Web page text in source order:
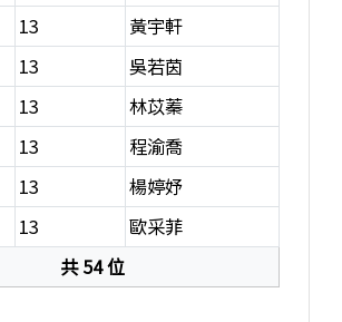
13
黃宇軒
13
吳若茵
13
林苡蓁
13
程渝喬
13
楊婷妤
13
歐采菲
共 54 位